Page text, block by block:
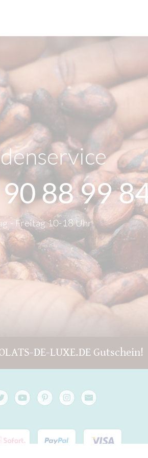
88 99
- Freitag 10-18 Uhr
DE-LUXE.DE Gutschein!